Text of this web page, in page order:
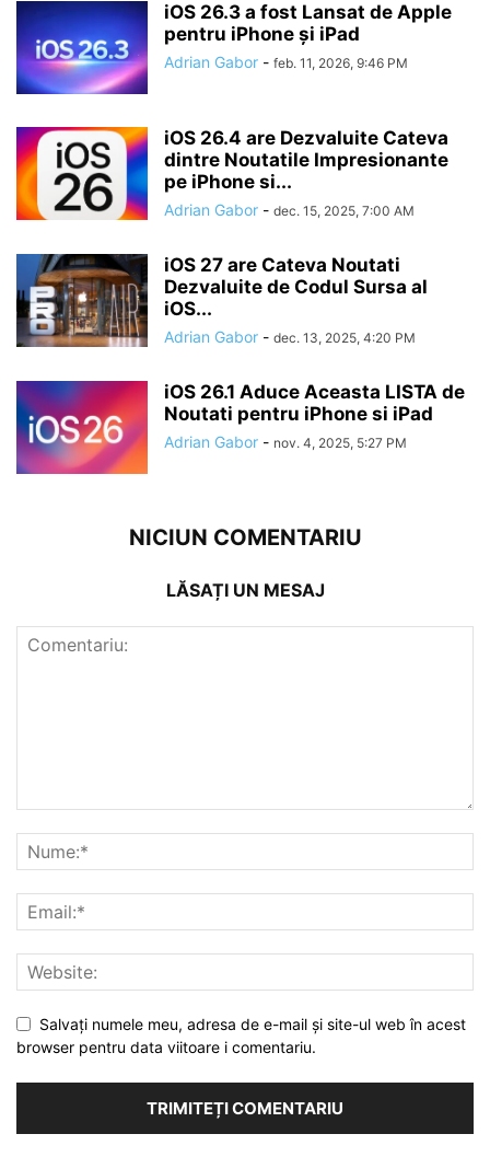
iOS 26.3 a fost Lansat de Apple
pentru iPhone și iPad
Adrian Gabor - feb. 11, 2026, 9:46 PM
iOS 26.4 are Dezvaluite Cateva
dintre Noutatile Impresionante
pe iPhone si...
Adrian Gabor - dec. 15, 2025, 7:00 AM
iOS 27 are Cateva Noutati
Dezvaluite de Codul Sursa al
iOS...
Adrian Gabor - dec. 13, 2025, 4:20 PM
iOS 26.1 Aduce Aceasta LISTA de
Noutati pentru iPhone si iPad
Adrian Gabor - nov. 4, 2025, 5:27 PM
NICIUN COMENTARIU
LĂSAȚI UN MESAJ
Salvați numele meu, adresa de e-mail și site-ul web în acest
browser pentru data viitoare i comentariu.